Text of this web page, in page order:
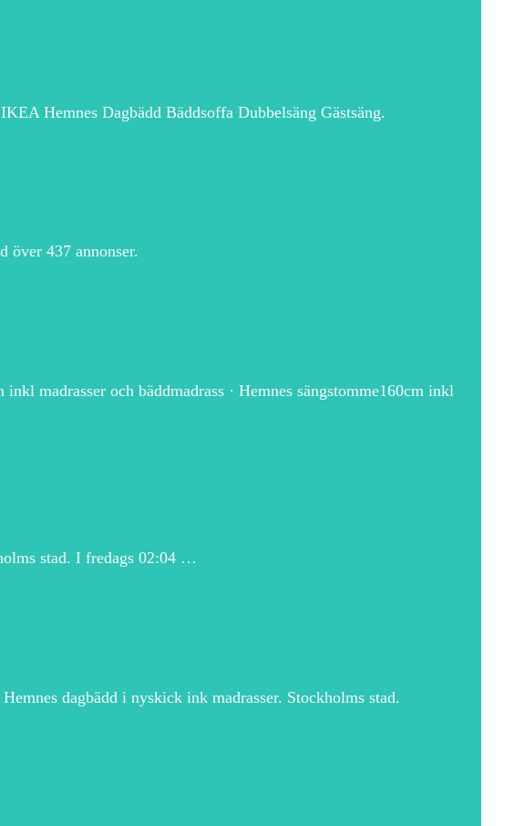
Hemnes Dagbädd Bäddsoffa Dubbelsäng Gästsäng.
över 437 annonser.
madrasser och bäddmadrass · Hemnes sängstomme160cm inkl
stad. I fredags 02:04 …
dagbädd i nyskick ink madrasser. Stockholms stad.